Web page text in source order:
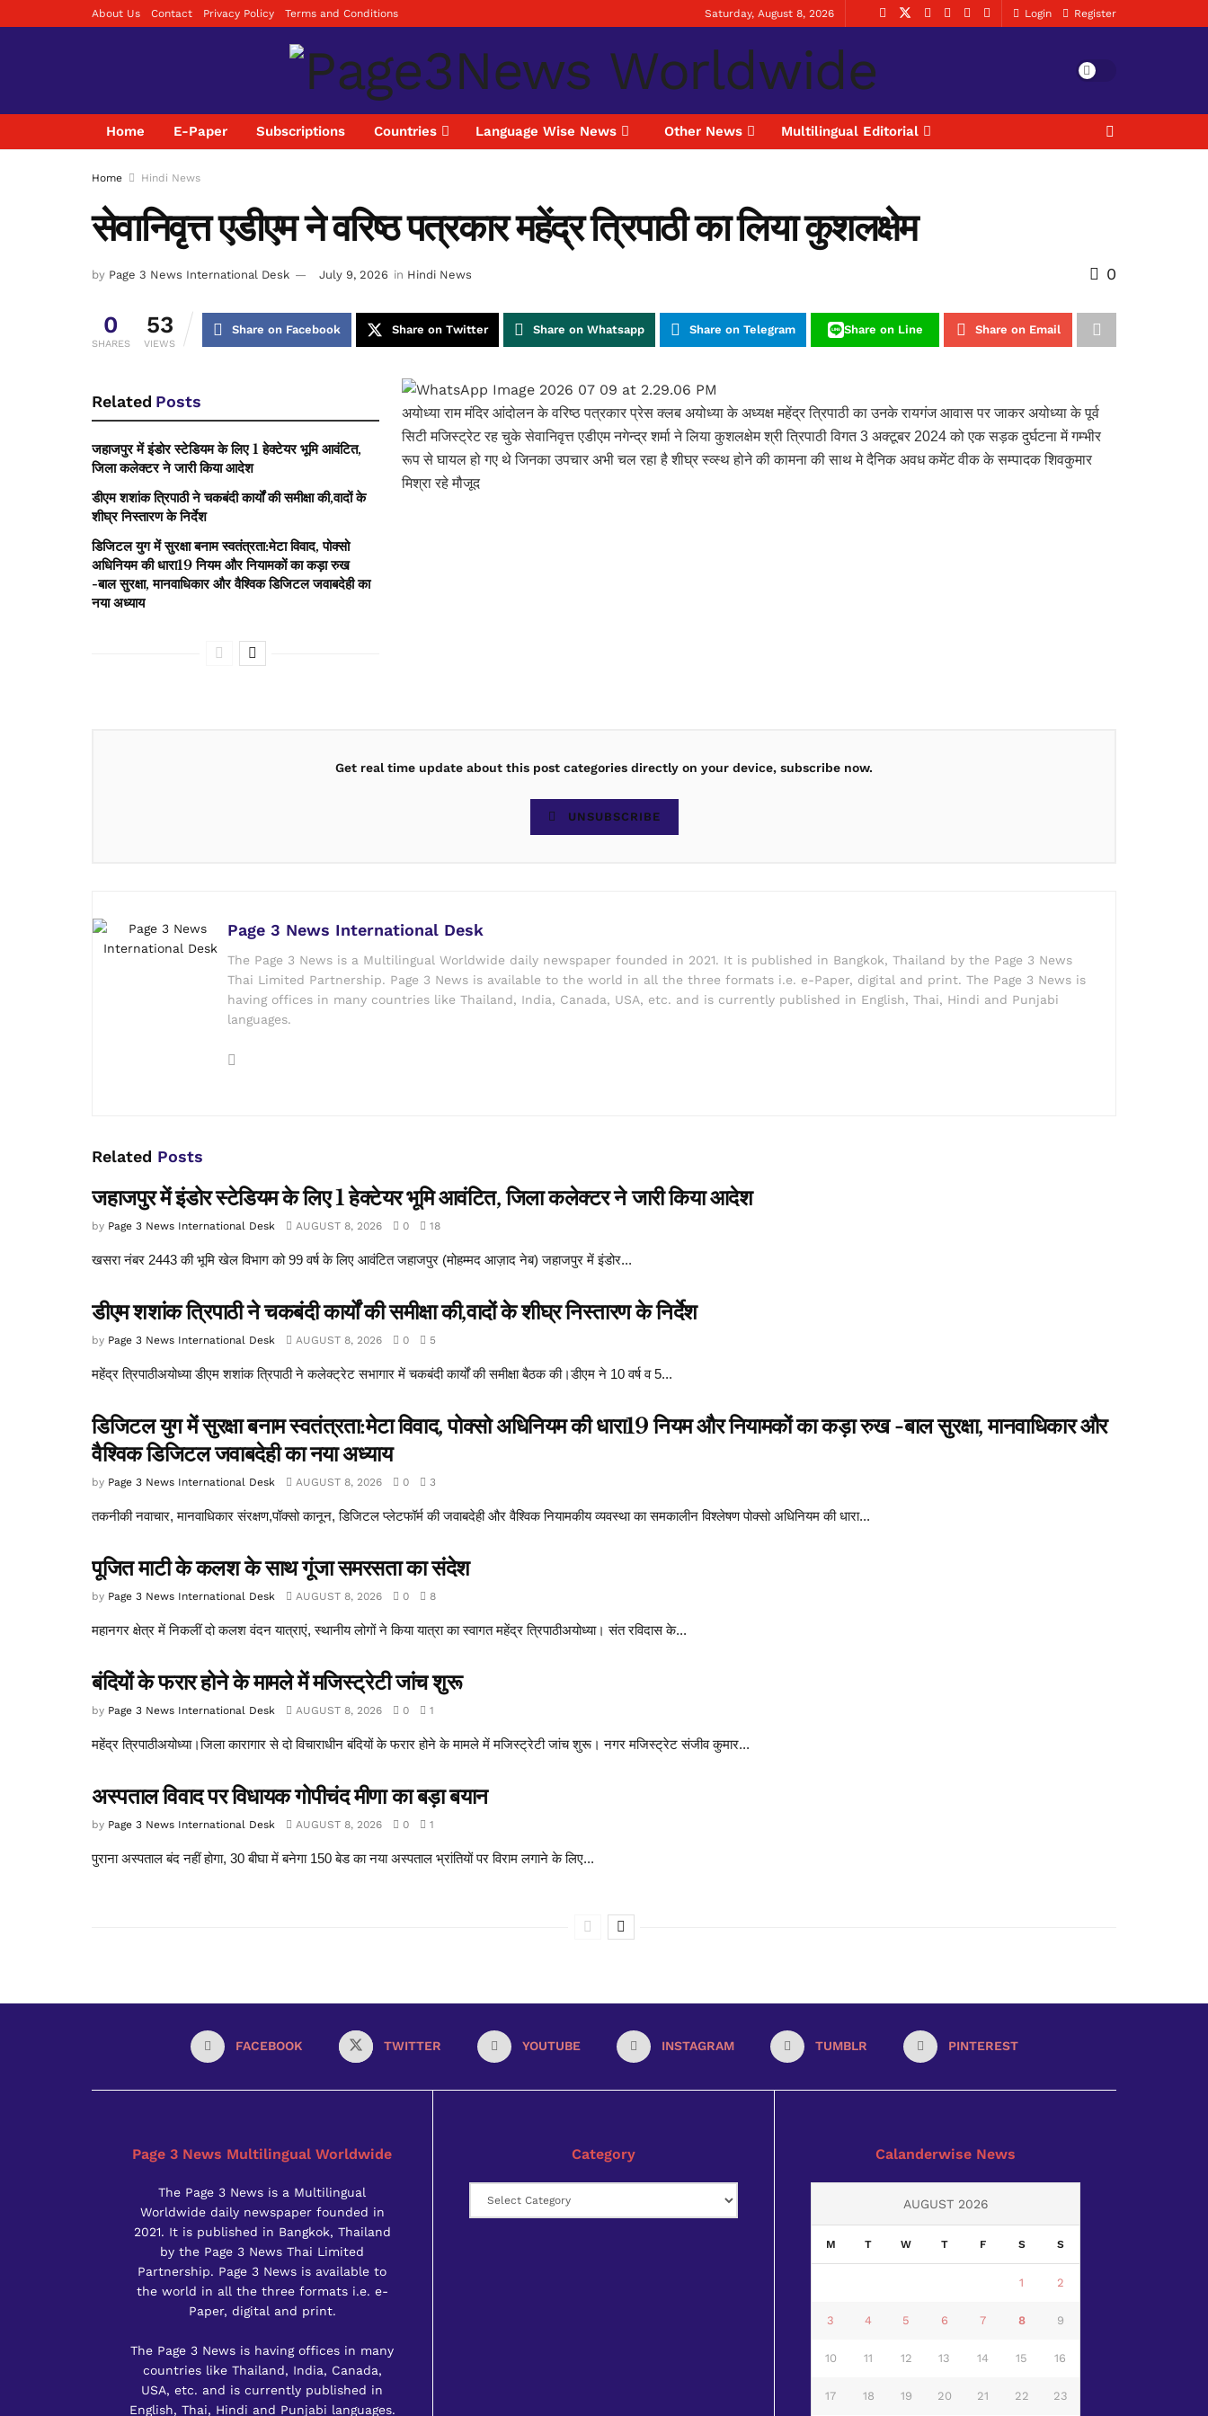
About Us Contact Privacy Policy Terms and Conditions Saturday, August 8, 2026 Login Register
Home E-Paper Subscriptions Countries Language Wise News Other News Multilingual Editorial
Home Hindi News
सेवानिवृत्त एडीएम ने वरिष्ठ पत्रकार महेंद्र त्रिपाठी का लिया कुशलक्षेम
by Page 3 News International Desk July 9, 2026 in Hindi News 0
0
SHARES
53
VIEWS
Share on Facebook Share on Twitter Share on Whatsapp Share on Telegram Share on Line Share on Email
Related Posts
जहाजपुर में इंडोर स्टेडियम के लिए 1 हेक्टेयर भूमि आवंटित,
जिला कलेक्टर ने जारी किया आदेश
डीएम शशांक त्रिपाठी ने चकबंदी कार्यों की समीक्षा की,वादों के
शीघ्र निस्तारण के निर्देश
डिजिटल युग में सुरक्षा बनाम स्वतंत्रता:मेटा विवाद, पोक्सो
अधिनियम की धारा19 नियम और नियामकों का कड़ा रुख
-बाल सुरक्षा, मानवाधिकार और वैश्विक डिजिटल जवाबदेही का
नया अध्याय
अयोध्या राम मंदिर आंदोलन के वरिष्ठ पत्रकार प्रेस क्लब अयोध्या के अध्यक्ष महेंद्र त्रिपाठी का उनके रायगंज आवास पर जाकर अयोध्या के पूर्व
सिटी मजिस्ट्रेट रह चुके सेवानिवृत्त एडीएम नगेन्द्र शर्मा ने लिया कुशलक्षेम श्री त्रिपाठी विगत 3 अक्टूबर 2024 को एक सड़क दुर्घटना में गम्भीर
रूप से घायल हो गए थे जिनका उपचार अभी चल रहा है शीघ्र स्व्स्थ होने की कामना की साथ मे दैनिक अवध कमेंट वीक के सम्पादक शिवकुमार
मिश्रा रहे मौजूद
Get real time update about this post categories directly on your device, subscribe now.
UNSUBSCRIBE
Page 3 News International Desk
The Page 3 News is a Multilingual Worldwide daily newspaper founded in 2021. It is published in Bangkok, Thailand by the Page 3 News
Thai Limited Partnership. Page 3 News is available to the world in all the three formats i.e. e-Paper, digital and print. The Page 3 News is
having offices in many countries like Thailand, India, Canada, USA, etc. and is currently published in English, Thai, Hindi and Punjabi
languages.
Related Posts
जहाजपुर में इंडोर स्टेडियम के लिए 1 हेक्टेयर भूमि आवंटित, जिला कलेक्टर ने जारी किया आदेश
by Page 3 News International Desk AUGUST 8, 2026 0 18
खसरा नंबर 2443 की भूमि खेल विभाग को 99 वर्ष के लिए आवंटित जहाजपुर (मोहम्मद आज़ाद नेब) जहाजपुर में इंडोर...
डीएम शशांक त्रिपाठी ने चकबंदी कार्यों की समीक्षा की,वादों के शीघ्र निस्तारण के निर्देश
by Page 3 News International Desk AUGUST 8, 2026 0 5
महेंद्र त्रिपाठीअयोध्या डीएम शशांक त्रिपाठी ने कलेक्ट्रेट सभागार में चकबंदी कार्यों की समीक्षा बैठक की।डीएम ने 10 वर्ष व 5...
डिजिटल युग में सुरक्षा बनाम स्वतंत्रता:मेटा विवाद, पोक्सो अधिनियम की धारा19 नियम और नियामकों का कड़ा रुख -बाल सुरक्षा, मानवाधिकार और
वैश्विक डिजिटल जवाबदेही का नया अध्याय
by Page 3 News International Desk AUGUST 8, 2026 0 3
तकनीकी नवाचार, मानवाधिकार संरक्षण,पॉक्सो कानून, डिजिटल प्लेटफॉर्म की जवाबदेही और वैश्विक नियामकीय व्यवस्था का समकालीन विश्लेषण पोक्सो अधिनियम की धारा...
पूजित माटी के कलश के साथ गूंजा समरसता का संदेश
by Page 3 News International Desk AUGUST 8, 2026 0 8
महानगर क्षेत्र में निकलीं दो कलश वंदन यात्राएं, स्थानीय लोगों ने किया यात्रा का स्वागत महेंद्र त्रिपाठीअयोध्या। संत रविदास के...
बंदियों के फरार होने के मामले में मजिस्ट्रेटी जांच शुरू
by Page 3 News International Desk AUGUST 8, 2026 0 1
महेंद्र त्रिपाठीअयोध्या।जिला कारागार से दो विचाराधीन बंदियों के फरार होने के मामले में मजिस्ट्रेटी जांच शुरू। नगर मजिस्ट्रेट संजीव कुमार...
अस्पताल विवाद पर विधायक गोपीचंद मीणा का बड़ा बयान
by Page 3 News International Desk AUGUST 8, 2026 0 1
पुराना अस्पताल बंद नहीं होगा, 30 बीघा में बनेगा 150 बेड का नया अस्पताल भ्रांतियों पर विराम लगाने के लिए...
FACEBOOK TWITTER YOUTUBE INSTAGRAM TUMBLR PINTEREST
Page 3 News Multilingual Worldwide
The Page 3 News is a Multilingual
Worldwide daily newspaper founded in
2021. It is published in Bangkok, Thailand
by the Page 3 News Thai Limited
Partnership. Page 3 News is available to
the world in all the three formats i.e. e-
Paper, digital and print.
The Page 3 News is having offices in many
countries like Thailand, India, Canada,
USA, etc. and is currently published in
English, Thai, Hindi and Punjabi languages.
Category Calanderwise News
AUGUST 2026
M T W T F S S
1 2
3 4 5 6 7 8 9
10 11 12 13 14 15 16
17 18 19 20 21 22 23